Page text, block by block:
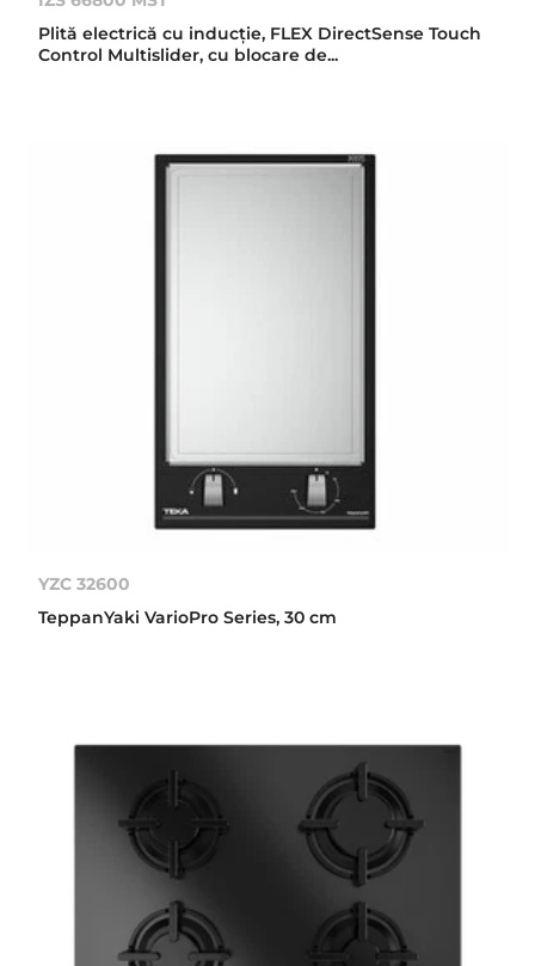
Plită electrică cu inducţie, FLEX DirectSense Touch
Control Multislider, cu blocare de...
YZC 32600
TeppanYaki VarioPro Series, 30 cm